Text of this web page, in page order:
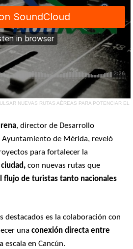
NUEVAS RUTAS AÉREAS PARA POTENCIAR EL
, director de Desarrollo
Ayuntamiento de Mérida, reveló
para fortalecer la
con nuevas rutas que
flujo de turistas tanto nacionales
destacados es la colaboración con
una conexión directa entre
escala en Cancún.